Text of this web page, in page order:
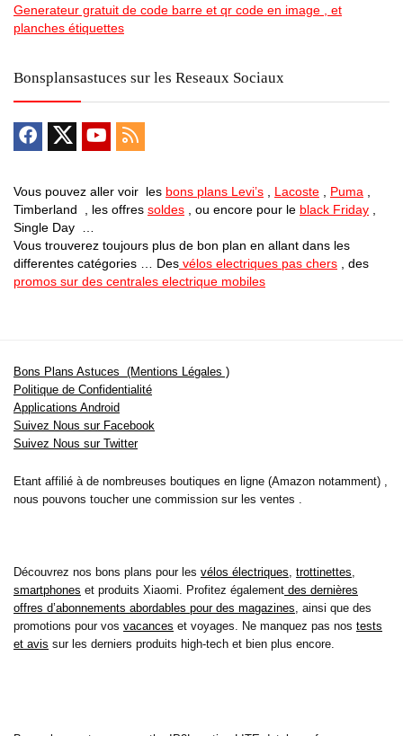
Generateur gratuit de code barre et qr code en image , et
planches étiquettes
Bonsplansastuces sur les Reseaux Sociaux
Vous pouvez aller voir les bons plans Levi’s Lacoste Puma
Timberland , les offres soldes , ou encore pour le black Friday
Single Day …
Vous trouverez toujours plus de bon plan en allant dans les
differentes catégories … Des vélos electriques pas chers , des
promos sur des centrales electrique mobiles
Bons Plans Astuces (Mentions Légales )
Politique de Confidentialité
Applications Android
Suivez Nous sur Facebook
Suivez Nous sur Twitter
Etant affilié à de nombreuses boutiques en ligne (Amazon notamment) ,
nous pouvons toucher une commission sur les ventes .
Découvrez nos bons plans pour les vélos électriques trottinettes
smartphones et produits Xiaomi. Profitez également des dernières
offres d’abonnements abordables pour des magazines , ainsi que des
promotions pour vos vacances et voyages. Ne manquez pas nos tests
et avis sur les derniers produits high-tech et bien plus encore.